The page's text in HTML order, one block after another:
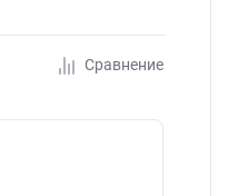
Сравнение